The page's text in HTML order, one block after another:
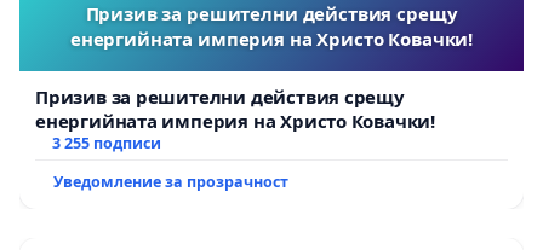
Призив за решителни действия срещу
енергийната империя на Христо Ковачки!
Призив за решителни действия срещу
енергийната империя на Христо Ковачки!
3 255 подписи
Уведомление за прозрачност